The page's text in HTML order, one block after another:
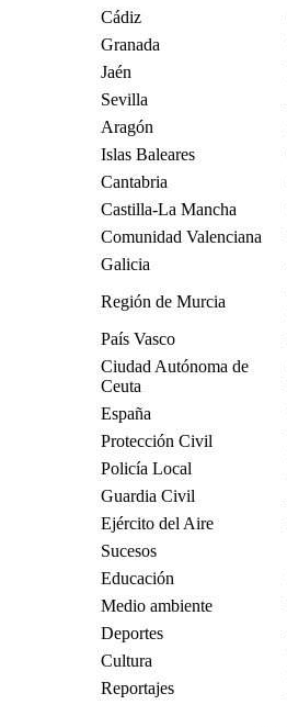
Cádiz
Granada
Jaén
Sevilla
Aragón
Islas Baleares
Cantabria
Castilla-La Mancha
Comunidad Valenciana
Galicia
Región de Murcia
País Vasco
Ciudad Autónoma de
Ceuta
España
Protección Civil
Policía Local
Guardia Civil
Ejército del Aire
Sucesos
Educación
Medio ambiente
Deportes
Cultura
Reportajes